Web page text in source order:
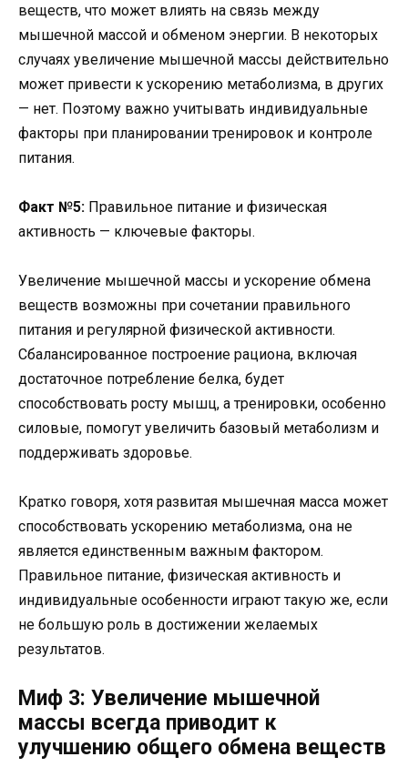
веществ, что может влиять на связь между
мышечной массой и обменом энергии. В некоторых
случаях увеличение мышечной массы действительно
может привести к ускорению метаболизма, в других
— нет. Поэтому важно учитывать индивидуальные
факторы при планировании тренировок и контроле
питания.
Факт №5: Правильное питание и физическая
активность — ключевые факторы.
Увеличение мышечной массы и ускорение обмена
веществ возможны при сочетании правильного
питания и регулярной физической активности.
Сбалансированное построение рациона, включая
достаточное потребление белка, будет
способствовать росту мышц, а тренировки, особенно
силовые, помогут увеличить базовый метаболизм и
поддерживать здоровье.
Кратко говоря, хотя развитая мышечная масса может
способствовать ускорению метаболизма, она не
является единственным важным фактором.
Правильное питание, физическая активность и
индивидуальные особенности играют такую же, если
не большую роль в достижении желаемых
результатов.
Миф 3: Увеличение мышечной
массы всегда приводит к
улучшению общего обмена веществ